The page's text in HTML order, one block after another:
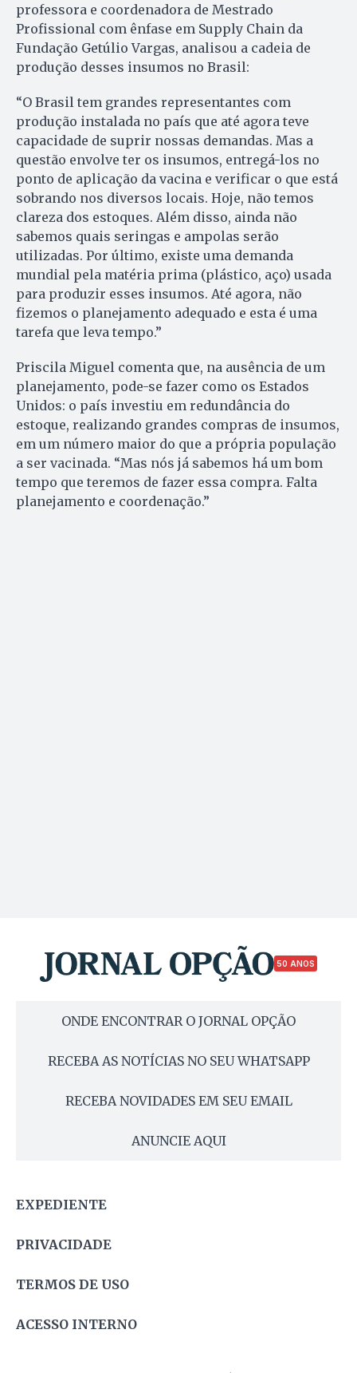
professora e coordenadora de Mestrado
Profissional com ênfase em Supply Chain da
Fundação Getúlio Vargas, analisou a cadeia de
produção desses insumos no Brasil:
“O Brasil tem grandes representantes com
produção instalada no país que até agora teve
capacidade de suprir nossas demandas. Mas a
questão envolve ter os insumos, entregá-los no
ponto de aplicação da vacina e verificar o que está
sobrando nos diversos locais. Hoje, não temos
clareza dos estoques. Além disso, ainda não
sabemos quais seringas e ampolas serão
utilizadas. Por último, existe uma demanda
mundial pela matéria prima (plástico, aço) usada
para produzir esses insumos. Até agora, não
fizemos o planejamento adequado e esta é uma
tarefa que leva tempo.”
Priscila Miguel comenta que, na ausência de um
planejamento, pode-se fazer como os Estados
Unidos: o país investiu em redundância do
estoque, realizando grandes compras de insumos,
em um número maior do que a própria população
a ser vacinada. “Mas nós já sabemos há um bom
tempo que teremos de fazer essa compra. Falta
planejamento e coordenação.”
50 ANOS
ONDE ENCONTRAR O JORNAL OPÇÃO
RECEBA AS NOTÍCIAS NO SEU WHATSAPP
RECEBA NOVIDADES EM SEU EMAIL
ANUNCIE AQUI
EXPEDIENTE
PRIVACIDADE
TERMOS DE USO
ACESSO INTERNO